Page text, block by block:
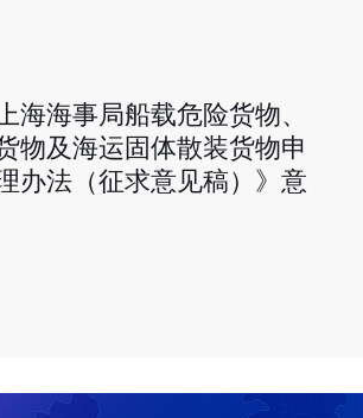
海海事局船载危险货物、
物及海运固体散装货物申
办法（征求意见稿）》意